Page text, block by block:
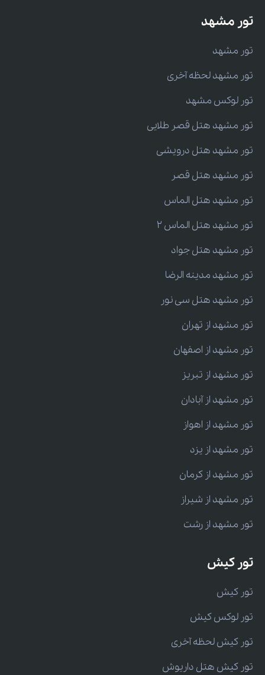
تور مشهد
تور مشهد
تور مشهد لحظه آخری
تور لوکس مشهد
تور مشهد هتل قصر طلایی
تور مشهد هتل درویشی
تور مشهد هتل قصر
تور مشهد هتل الماس
تور مشهد هتل الماس 2
تور مشهد هتل جواد
تور مشهد مدینه الرضا
تور مشهد هتل سی نور
تور مشهد از تهران
تور مشهد از اصفهان
تور مشهد از تبریز
تور مشهد از آبادان
تور مشهد از اهواز
تور مشهد از یزد
تور مشهد از کرمان
تور مشهد از شیراز
تور مشهد از رشت
تور کیش
تور کیش
تور لوکس کیش
تور کیش لحظه آخری
تور کیش هتل داریوش